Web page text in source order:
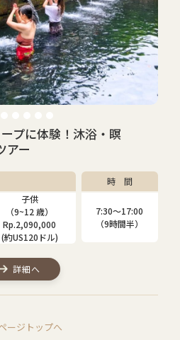
プに体験！沐浴・瞑
アー
子供
（9~12 歳）
Rp.2,090,000
(約US120ドル)
時 間
7:30〜17:00
（9時間半）
詳細へ
ージトップへ